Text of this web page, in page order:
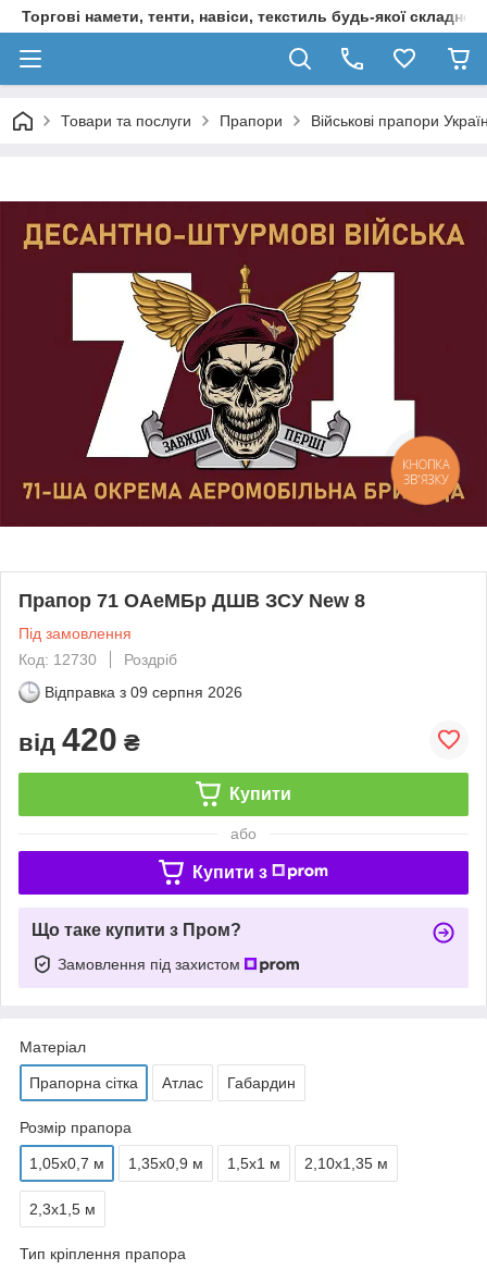
Торгові намети, тенти, навіси, текстиль будь-якої
Товари та послуги Прапори Військові прапори
Прапор 71 ОАеМБр ДШВ ЗСУ New 8
Під замовлення
Код: 12730
Роздріб
Відправка з 09 серпня 2026
від 420 ₴
Купити
або
Купити з
Що таке купити з Пром?
Замовлення під захистом
Матеріал
Прапорна сітка Атлас Габардин
Розмір прапора
1,05х0,7 м 1,35х0,9 м 1,5х1 м 2,10х1,35 м
2,3х1,5 м
Тип кріплення прапора
КНОПКА
ЗВ'ЯЗКУ